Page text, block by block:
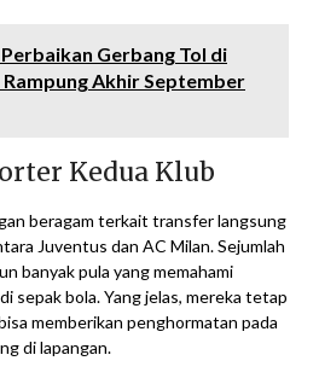
Gerbang Tol di
Akhir September
Kedua Klub
beragam terkait transfer langsung
Juventus dan AC Milan. Sejumlah
banyak pula yang memahami
sepak bola. Yang jelas, mereka tetap
memberikan penghormatan pada
di lapangan.